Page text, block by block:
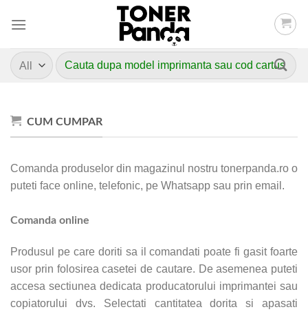
Caută
după:
CUM CUMPAR
Comanda produselor din magazinul nostru tonerpanda.ro o
puteti face online, telefonic, pe Whatsapp sau prin email.
Comanda online
Produsul pe care doriti sa il comandati poate fi gasit foarte
usor prin folosirea casetei de cautare. De asemenea puteti
accesa sectiunea dedicata producatorului imprimantei sau
copiatorului dvs. Selectati cantitatea dorita si apasati